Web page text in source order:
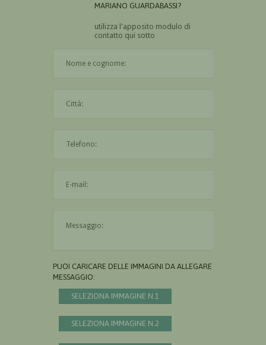
MARIANO GUARDABASSI?
utilizza l'apposito modulo di
contatto qui sotto
PUOI CARICARE DELLE IMMAGINI DA ALLEGARE AL
MESSAGGIO:
SELEZIONA IMMAGINE N.1
SELEZIONA IMMAGINE N.2